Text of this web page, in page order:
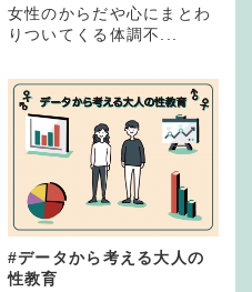
女性のからだや心にまとわ
りついてくる体調不...
#データから考える大人の
性教育